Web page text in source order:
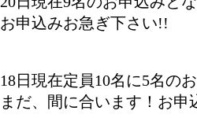
お申込みお急ぎ下さい!!
18日現在定員10名に5名の
まだ、間に合います！お申